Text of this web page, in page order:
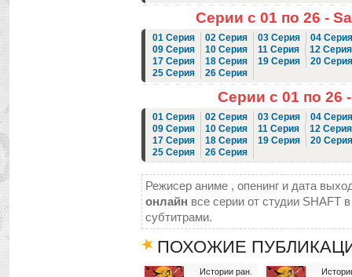
Серии с 01 по 26 -
01 Серия 02 Серия 03 Серия
04 Серия
09 Серия
10 Серия 11 Серия
12 Серия
17 Серия
18 Серия 19 Серия
20 Серия
25 Серия
26 Серия
Серии с 01 по 26
01 Серия 02 Серия 03 Серия
04 Серия
09 Серия
10 Серия 11 Серия
12 Серия
17 Серия
18 Серия 19 Серия
20 Серия
25 Серия
26 Серия
Режисер аниме , опенинг и дата
онлайн все серии от студии SHAFT
субтитрами.
ПОХОЖИЕ
Истории ран.